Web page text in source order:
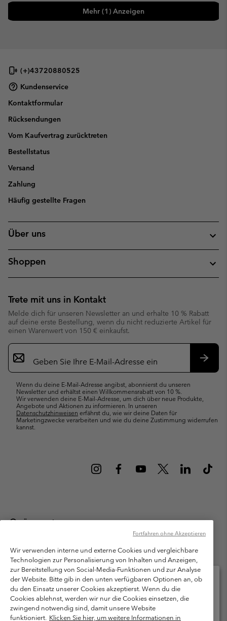
Mehr (1) Anzeigen
(+)43720880525
Kundenservice
Kontaktformular
Rücksendungen
Vom Kaufvertrag zurücktreten
Bestellstatus
Versand
Zahlung
Häufig gestellte Fragen
Über uns
Shoppen
Trete mit uns in Kontakt
Melde dich für unseren Newsletter an und erhalte 10 % Rabatt
auf deine erste Bestellung, wenn du nicht reduzierte Artikel für
einen Warenwert von 150 € einkaufst.
Newsletter-
Anmeldung
Wenn du deine E-Mail-Adresse angibst, abonnierst du unseren
Newsletter und erhältst einen Willkommensrabatt von 10 %.
Wir verwenden deine E-Mail-Adresse, um dich über neue Produkte,
Angebote und Aktionen zu informieren. In unseren
Datenschutzhinweisen erfährst du, wie wir deine Daten für
Marketingzwecke verarbeiten und wie du deine Zustimmung widerrufen
kannst.
Österreich
Columbia Sportswear Austria GmbH. Moosfeldstraße 1, 5101
Bergheim, Salzburg Österreich. Alle Rechte vorbehalten.
Nutzungsbedingungen
Allgemeine Verkaufsbedingungen
Garantie
Datenschutzerklärung
Bestimmungen und Bedingungen des Mitglieder Programms
Nutzungsbedingungen Für Nutzergenerierte Inhalte
Wir verwenden interne und externe Cookies und vergleichbare
Technologien zur Personalisierung von Inhalten und Anzeigen,
zur Bereitstellung von Social-Media-Funktionen und zur Analyse
der Website. Bitte gib in den unten verfügbaren Optionen an, ob
du den Einsatz unserer Cookies akzeptierst. Wenn du die
Cookies ablehnst, werden wir nur die Cookies einsetzen, die
zwingend notwendig sind, damit unsere Website
funktioniert. Klicken Sie hier, um weitere Informationen in
Fortfahren ohne Akzeptieren
Bitte wählen Sie Ihr Lieferland und Ihre Sprache
Online-Einkauf verfügbar